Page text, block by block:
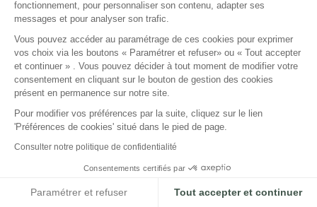
fonctionnement, pour personnaliser son contenu, adapter ses
messages et pour analyser son trafic.
Vous pouvez accéder au paramétrage de ces cookies pour exprimer
vos choix via les boutons « Paramétrer et refuser» ou « Tout accepter
et continuer » . Vous pouvez décider à tout moment de modifier votre
consentement en cliquant sur le bouton de gestion des cookies
présent en permanence sur notre site.
Pour modifier vos préférences par la suite, cliquez sur le lien
'Préférences de cookies' situé dans le pied de page.
Consulter notre politique de confidentialité
Consentements certifiés par
Paramétrer et refuser Tout accepter et continuer
Compléments alimentaires et cosmétiques
naturels, français et issus d'actifs de pomme.
NOTRE BOUTIQUE
Silhouette & métabolisme
Longévité capillaire
NOTRE MARQUE
Histoire et valeurs
Pomothérapie